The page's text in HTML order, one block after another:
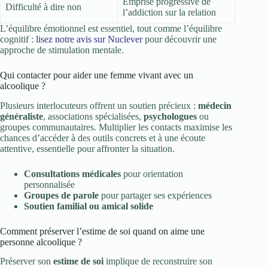
Difficulté à dire non
l’addiction sur la relation
L’équilibre émotionnel est essentiel, tout comme l’équilibre
cognitif : lisez notre avis sur Nucleverpour découvrir une
approche de stimulation mentale.
Qui contacter pour aider une femme vivant avec un
alcoolique ?
Plusieurs interlocuteurs offrent un soutien précieux : médecin
généraliste, associations spécialisées, psychologues ou
groupes communautaires. Multiplier les contacts maximise les
chances d’accéder à des outils concrets et à une écoute
attentive, essentielle pour affronter la situation.
Consultations médicales pour orientation
personnalisée
Groupes de parole pour partager ses expériences
Soutien familial ou amical solide
Comment préserver l’estime de soi quand on aime une
personne alcoolique ?
Préserver son estime de soi implique de reconstruire son